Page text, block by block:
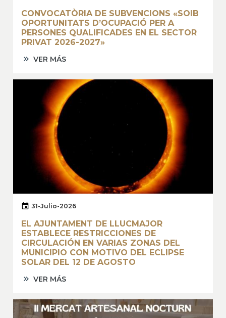
CONVOCATÒRIA DE SUBVENCIONS «SOIB
OPORTUNITATS D’OCUPACIÓ PER A
PERSONES QUALIFICADES EN EL SECTOR
PRIVAT 2026-2027»
VER MÁS
31-Julio-2026
EL AJUNTAMENT DE LLUCMAJOR
ESTABLECE RESTRICCIONES DE
CIRCULACIÓN EN VARIAS ZONAS DEL
MUNICIPIO CON MOTIVO DEL ECLIPSE
SOLAR DEL 12 DE AGOSTO
VER MÁS